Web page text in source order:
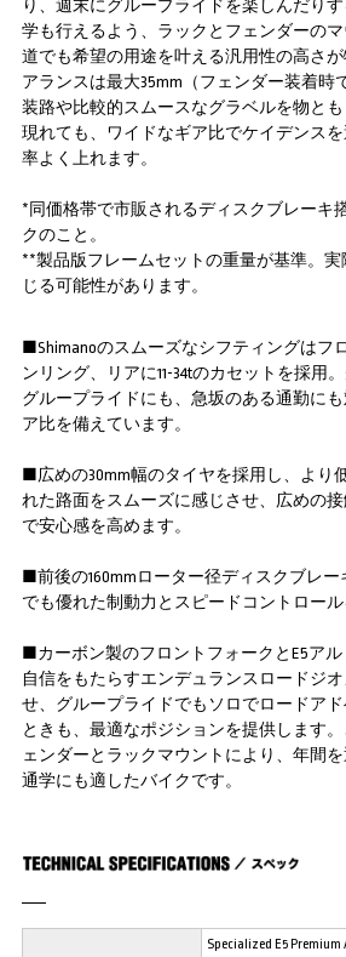
り、週末にグループライドを楽しんだり
学も行えるよう、ラックとフェンダーの
道でも希望の用途を叶える汎用性の高さ
アランスは最大35mm（フェンダー装着時
装路や比較的スムースなグラベルを物と
現れても、ワイドなギア比でケイデンス
率よく上れます。
*同価格帯で市販されるディスクブレーキ
クのこと。
**製品版フレームセットの重量が基準。
じる可能性があります。
■Shimanoのスムーズなシフティングはフ
ンリング、リアに11-34tのカセットを採用
グループライドにも、急坂のある通勤に
ア比を備えています。
■広めの30mm幅のタイヤを採用し、より
れた路面をスムーズに感じさせ、広めの
で安心感を高めます。
■前後の160mmローター径ディスクブレ
でも優れた制動力とスピードコントロール
■カーボン製のフロントフォークとE5アル
自信をもたらすエンデュランスロードジ
せ、グループライドでもソロでロードア
ときも、最適なポジションを提供します
ェンダーとラックマウントにより、年間
通学にも適したバイクです。
Specialized E5